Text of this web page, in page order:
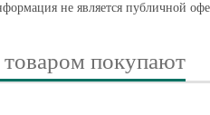
не является публичной
покупают